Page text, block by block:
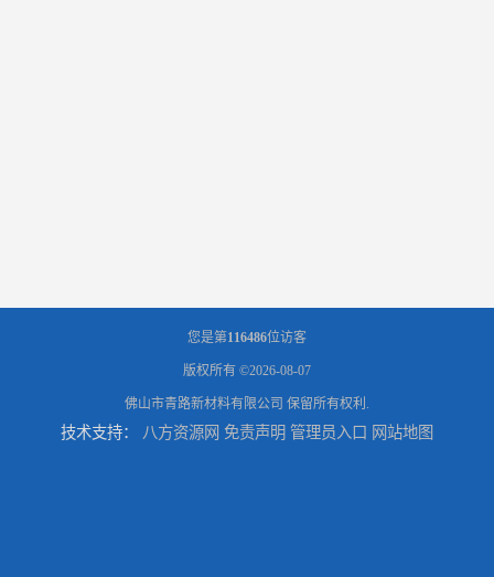
您是第116486位访客
版权所有 ©2026-08-07
佛山市青路新材料有限公司 保留所有权利.
技术支持： 八方资源网 免责声明 管理员入口 网站地图